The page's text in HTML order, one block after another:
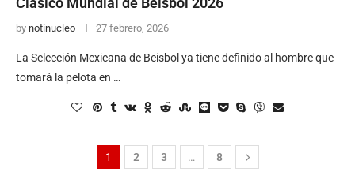
by notinucleo 27 febrero, 2026
La Selección Mexicana de Beisbol ya tiene definido al hombre que
tomará la pelota en …
1 2 3 … 8